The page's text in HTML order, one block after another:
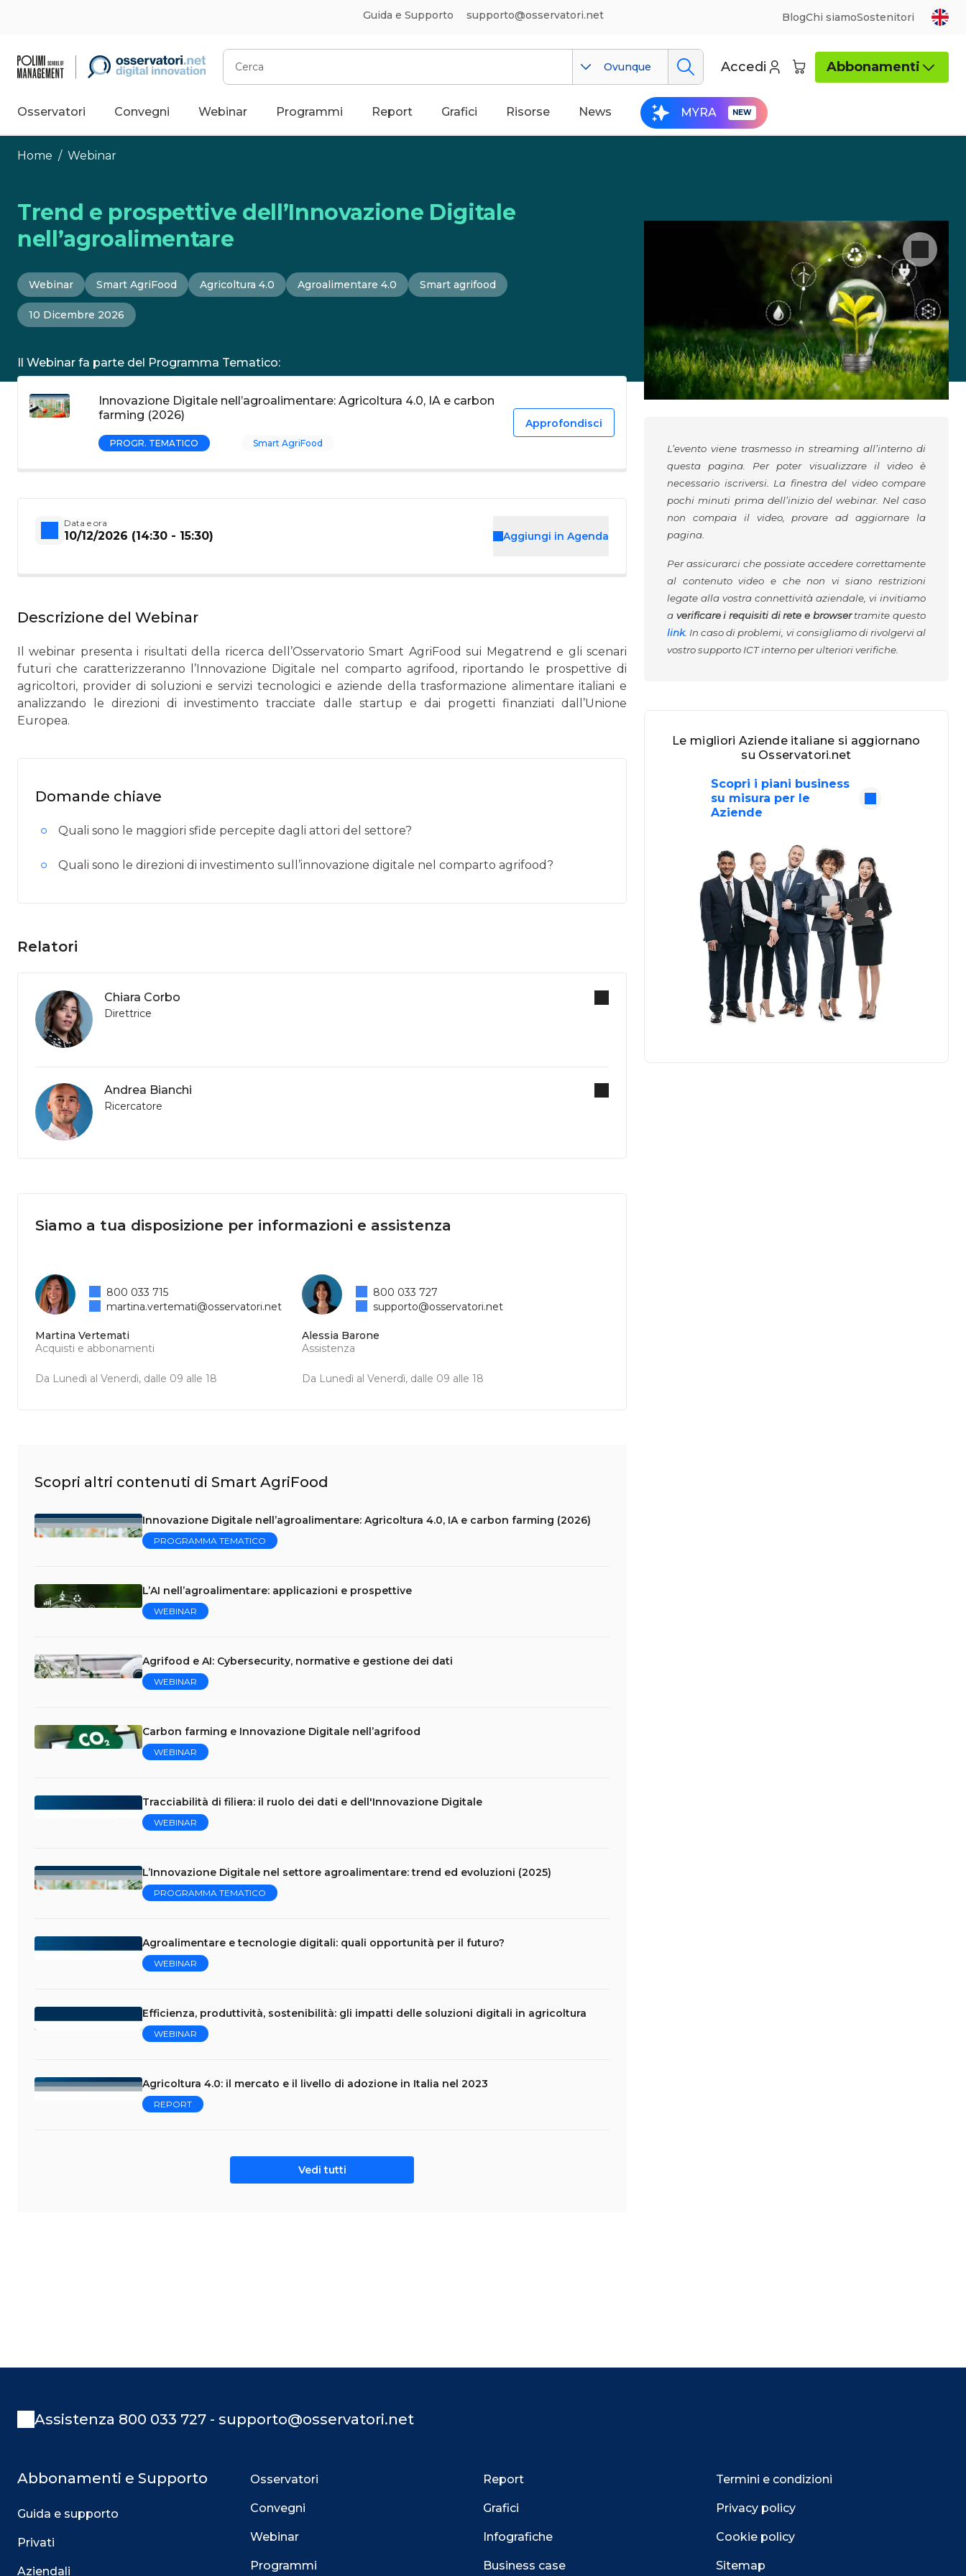
Guida e Supporto supporto@osservatori.net BlogChi siamoSostenitori
Cerca
Ovunque Accedi Abbonamenti
Osservatori Convegni Webinar Programmi Report Grafici Risorse News MYRA
Home / Webinar
Trend e prospettive dell’Innovazione Digitale
nell’agroalimentare
Webinar Smart AgriFood Agricoltura 4.0 Agroalimentare 4.0 Smart agrifood
10 Dicembre 2026
Il Webinar fa parte del Programma Tematico:
Innovazione Digitale nell’agroalimentare: Agricoltura 4.0, IA e carbon
farming (2026)
PROGR. TEMATICO Smart AgriFood
Approfondisci
Data e ora
10/12/2026 (14:30 - 15:30) Aggiungi in Agenda
Descrizione del Webinar
Il webinar presenta i risultati della ricerca dell’Osservatorio Smart AgriFood sui Megatrend e gli scenari
futuri che caratterizzeranno l’Innovazione Digitale nel comparto agrifood, riportando le prospettive di
agricoltori, provider di soluzioni e servizi tecnologici e aziende della trasformazione alimentare italiani e
analizzando le direzioni di investimento tracciate dalle startup e dai progetti finanziati dall’Unione
Europea.
Domande chiave
Quali sono le maggiori sfide percepite dagli attori del settore?
Quali sono le direzioni di investimento sull’innovazione digitale nel comparto agrifood?
Relatori
Chiara Corbo
Direttrice
Andrea Bianchi
Ricercatore
Siamo a tua disposizione per informazioni e assistenza
Martina Vertemati
Acquisti e abbonamenti
Da Lunedì al Venerdì, dalle 09 alle 18
800 033 715
martina.vertemati@osservatori.net
Alessia Barone
Assistenza
Da Lunedì al Venerdì, dalle 09 alle 18
800 033 727
supporto@osservatori.net
Scopri altri contenuti di Smart AgriFood
Innovazione Digitale nell’agroalimentare: Agricoltura 4.0, IA e carbon farming (2026)
PROGRAMMA TEMATICO
L’AI nell’agroalimentare: applicazioni e prospettive
WEBINAR
Agrifood e AI: Cybersecurity, normative e gestione dei dati
WEBINAR
Carbon farming e Innovazione Digitale nell’agrifood
WEBINAR
Tracciabilità di filiera: il ruolo dei dati e dell'Innovazione Digitale
WEBINAR
L’Innovazione Digitale nel settore agroalimentare: trend ed evoluzioni (2025)
PROGRAMMA TEMATICO
Agroalimentare e tecnologie digitali: quali opportunità per il futuro?
WEBINAR
Efficienza, produttività, sostenibilità: gli impatti delle soluzioni digitali in agricoltura
WEBINAR
Agricoltura 4.0: il mercato e il livello di adozione in Italia nel 2023
REPORT
Vedi tutti
L’evento viene trasmesso in streaming all’interno di
questa pagina. Per poter visualizzare il video è
necessario iscriversi. La finestra del video compare
pochi minuti prima dell’inizio del webinar. Nel caso
non compaia il video, provare ad aggiornare la
pagina.
Per assicurarci che possiate accedere correttamente
al contenuto video e che non vi siano restrizioni
legate alla vostra connettività aziendale, vi invitiamo
a verificare i requisiti di rete e browsertramite questo
link. In caso di problemi, vi consigliamo di rivolgervi al
vostro supporto ICT interno per ulteriori verifiche.
Le migliori Aziende italiane si aggiornano
su Osservatori.net
Scopri i piani business
su misura per le
Aziende
Assistenza 800 033 727 - supporto@osservatori.net
Abbonamenti e Supporto
Guida e supporto
Privati
Aziendali
Osservatori
Convegni
Webinar
Programmi
Report
Grafici
Infografiche
Business case
Termini e condizioni
Privacy policy
Cookie policy
Sitemap